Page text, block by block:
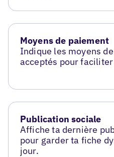
Moyens de paiement
Indique les moyens
acceptés pour
Publication sociale
Affiche ta dernière
pour garder ta fiche
jour.